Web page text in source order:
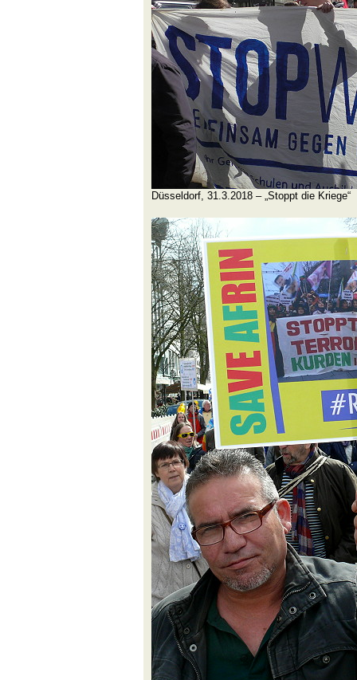
Düsseldorf, 31.3.2018 – „Stoppt die Kriege“